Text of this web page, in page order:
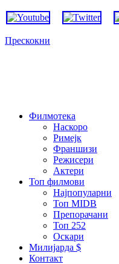
Прескокни
Филмотека
Наскоро
Римејк
Франшизи
Режисери
Актери
Топ филмови
Најпопуларни
Топ MIDB
Препорачани
Топ 252
Оскари
Милијарда $
Контакт